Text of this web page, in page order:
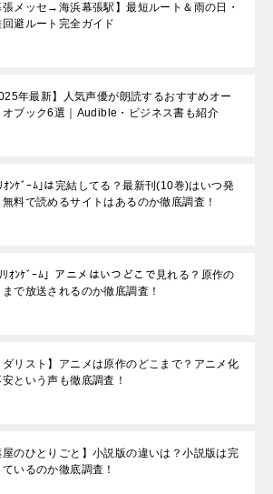
張メッセ→海浜幕張駅】最短ルート＆雨の日・
回避ルート完全ガイド
年最新】人気声優が朗読するおすすめオー
オブック6選｜Audible・ビジネス書も紹介
ｵﾝｹﾞｰﾑ｣は完結してる？最新刊(10巻)はいつ発
料で読めるサイトはあるのか徹底調査！
ﾘﾘｵﾝｹﾞｰﾑ」アニメはいつどこで見れる？原作の
まで放送されるのか徹底調査！
ダリスト】アニメは原作のどこまで？アニメ化
という声も徹底調査！
屋のひとりごと】小説版の違いは？小説版は完
いるのか徹底調査！